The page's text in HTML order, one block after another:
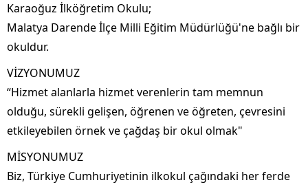
Karaoğuz İlköğretim Okulu;
Malatya Darende İlçe Milli Eğitim Müdürlüğü'ne bağlı bir
okuldur.
VİZYONUMUZ
“Hizmet alanlarla hizmet verenlerin tam memnun
olduğu, sürekli gelişen, öğrenen ve öğreten, çevresini
etkileyebilen örnek ve çağdaş bir okul olmak"
MİSYONUMUZ
Biz, Türkiye Cumhuriyetinin ilkokul çağındaki her ferde